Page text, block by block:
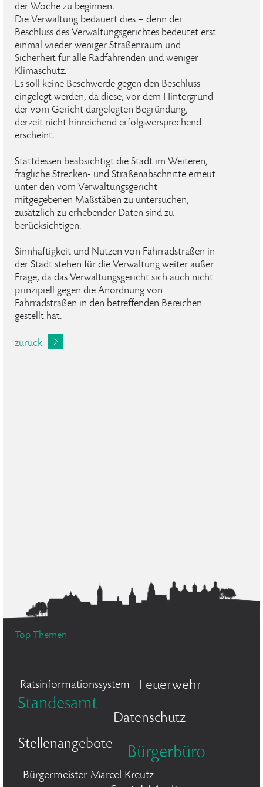
der Woche zu beginnen.
Die Verwaltung bedauert dies – denn der
Beschluss des Verwaltungsgerichtes bedeutet erst
einmal wieder weniger Straßenraum und
Sicherheit für alle Radfahrenden und weniger
Klimaschutz.
Es soll keine Beschwerde gegen den Beschluss
eingelegt werden, da diese, vor dem Hintergrund
der vom Gericht dargelegten Begründung,
derzeit nicht hinreichend erfolgsversprechend
erscheint.
Stattdessen beabsichtigt die Stadt im Weiteren,
fragliche Strecken- und Straßenabschnitte erneut
unter den vom Verwaltungsgericht
mitgegebenen Maßstäben zu untersuchen,
zusätzlich zu erhebender Daten sind zu
berücksichtigen.
Sinnhaftigkeit und Nutzen von Fahrradstraßen in
der Stadt stehen für die Verwaltung weiter außer
Frage, da das Verwaltungsgericht sich auch nicht
prinzipiell gegen die Anordnung von
Fahrradstraßen in den betreffenden Bereichen
gestellt hat.
zurück
Top Themen
Ratsinformationssystem Feuerwehr
Standesamt
Datenschutz
Stellenangebote
Bürgerbüro
Bürgermeister Marcel Kreutz